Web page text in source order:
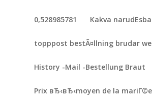
0,528985781 Kakva
topppost bestÃ¤llning brudar
History -Mail -Bestellung Braut
Prix вЂ‹вЂ‹moyen de la